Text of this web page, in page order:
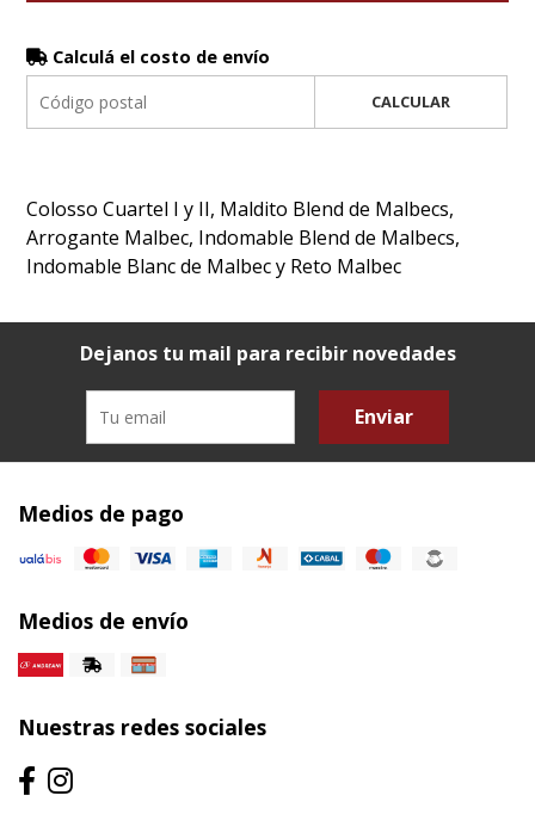
Calculá el costo de envío
CALCULAR
Colosso Cuartel I y II, Maldito Blend de Malbecs,
Arrogante Malbec, Indomable Blend de Malbecs,
Indomable Blanc de Malbec y Reto Malbec
Dejanos tu mail para recibir novedades
Enviar
Medios de pago
Medios de envío
Nuestras redes sociales